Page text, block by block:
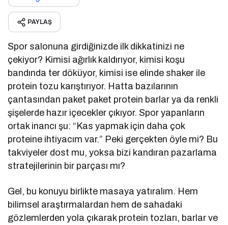
PAYLAŞ
Spor salonuna girdiğinizde ilk dikkatinizi ne
çekiyor? Kimisi ağırlık kaldırıyor, kimisi koşu
bandında ter döküyor, kimisi ise elinde shaker ile
protein tozu karıştırıyor. Hatta bazılarının
çantasından paket paket protein barlar ya da renkli
şişelerde hazır içecekler çıkıyor. Spor yapanların
ortak inancı şu: “Kas yapmak için daha çok
proteine ihtiyacım var.” Peki gerçekten öyle mi? Bu
takviyeler dost mu, yoksa bizi kandıran pazarlama
stratejilerinin bir parçası mı?
Gel, bu konuyu birlikte masaya yatıralım. Hem
bilimsel araştırmalardan hem de sahadaki
gözlemlerden yola çıkarak protein tozları, barlar ve